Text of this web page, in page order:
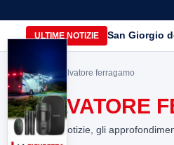
ULTIME NOTIZIE San Giorgio
Home> salvatore ferragamo
SALVATORE
Tutte le notizie, gli